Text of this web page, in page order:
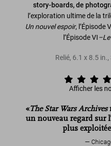
story-boards, de
l’exploration ultime de la
Un nouvel espoir, l’Épisode
l’Épisode VI
Relié, 6.1 x 8.5 in.,
Afficher les
«The Star Wars Archives
un nouveau regard sur
plus